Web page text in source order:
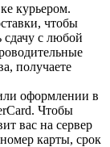
курьером.
чтобы
сдачу с любой
получаете
оформлении в
Чтобы
вас на сервер
карты, срок